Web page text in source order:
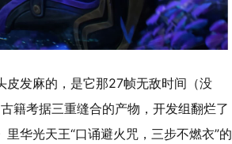
发麻的，是它那27帧无敌时间 （没
籍考据三重缝合的产物，开发组翻烂了
华光天王“口诵避火咒，三步不燃衣”的